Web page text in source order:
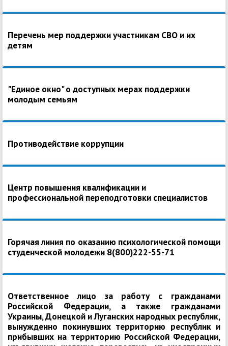
Перечень мер поддержки участникам СВО и их
детям
"Единое окно" о доступных мерах поддержки
молодым семьям
Противодействие коррупции
Центр повышения квалификации и
профессиональной переподготовки специалистов
Горячая линия по оказанию психологической помощи
студенческой молодежи 8(800)222-55-71
Ответственное лицо за работу с гражданами
Российской Федерации, а также гражданами
Украины, Донецкой и Луганских народных республик,
вынужденно покинувших территорию республик и
прибывших на территорию Российской Федерации,